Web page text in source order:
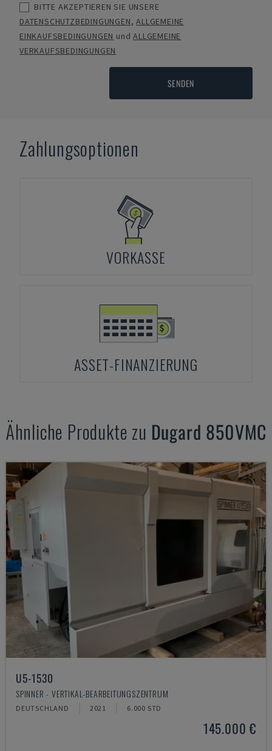
BITTE AKZEPTIEREN SIE UNSERE
DATENSCHUTZBEDINGUNGEN,ALLGEMEINE
EINKAUFSBEDINGUNGEN undALLGEMEINE
VERKAUFSBEDINGUNGEN
SENDEN
Zahlungsoptionen
VORKASSE
ASSET-FINANZIERUNG
Ähnliche Produkte zu Dugard 850VMC
U5-1530
SPINNER - VERTIKAL-BEARBEITUNGSZENTRUM
DEUTSCHLAND 2021 6.000 STD
145.000 €